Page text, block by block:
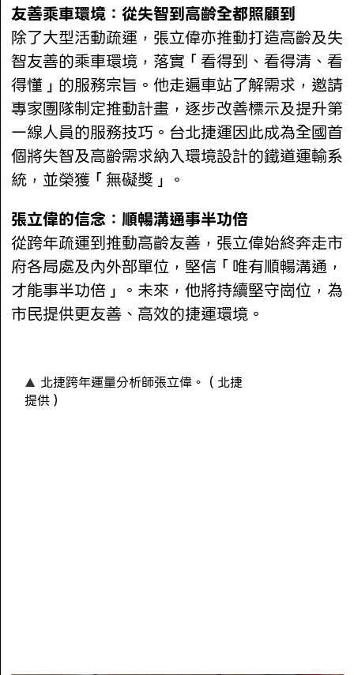
友善乘車環境：從失智到高齡全都照顧到
除了大型活動疏運，張立偉亦推動打造高齡及失
智友善的乘車環境，落實「看得到、看得清、看
得懂」的服務宗旨。他走遍車站了解需求，邀請
專家團隊制定推動計畫，逐步改善標示及提升第
一線人員的服務技巧。台北捷運因此成為全國首
個將失智及高齡需求納入環境設計的鐵道運輸系
統，並榮獲「無礙獎」。
張立偉的信念：順暢溝通事半功倍
從跨年疏運到推動高齡友善，張立偉始終奔走市
府各局處及內外部單位，堅信「唯有順暢溝通，
才能事半功倍」。未來，他將持續堅守崗位，為
市民提供更友善、高效的捷運環境。
北捷跨年運量分析師張立偉。（北捷
提供）